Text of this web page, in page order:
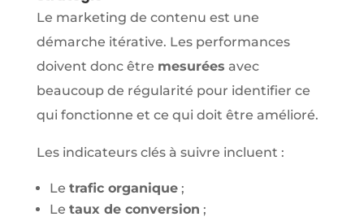
Le marketing de contenu est une
démarche itérative. Les performances
doivent donc être mesurées avec
beaucoup de régularité pour identifier ce
qui fonctionne et ce qui doit être amélioré.
Les indicateurs clés à suivre incluent :
Le trafic organique;
Le taux de conversion ;